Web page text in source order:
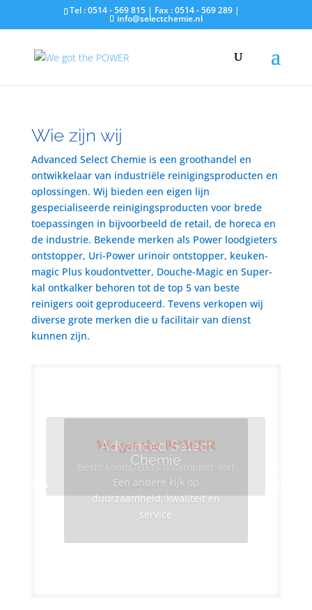
Tel : 0514 - 569 815 | Fax : 0514 - 569 289 |
info@selectchemie.nl
Wie zijn wij
Advanced Select Chemie is een groothandel en
ontwikkelaar van industriële reinigingsproducten en
oplossingen. Wij bieden een eigen lijn
gespecialiseerde reinigingsproducten voor brede
toepassingen in bijvoorbeeld de retail, de horeca en
de industrie. Bekende merken als Power loodgieters
ontstopper, Uri-Power urinoir ontstopper, keuken-
magic Plus koudontvetter, Douche-Magic en Super-
kal ontkalker behoren tot de top 5 van beste
reinigers ooit geproduceerd. Tevens verkopen wij
diverse grote merken die u facilitair van dienst
kunnen zijn.
Advanced Select
Chemie
Een andere kijk op
duurzaamheid, kwaliteit en
service
We got the POWER
Beste Loodgieters ontstopper ooit